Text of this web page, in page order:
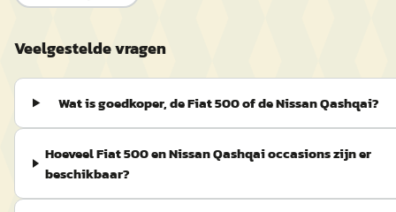
Veelgestelde vragen
Wat is goedkoper, de Fiat 500 of de Nissan Qashqai?
Hoeveel Fiat 500 en Nissan Qashqai occasions zijn er
beschikbaar?